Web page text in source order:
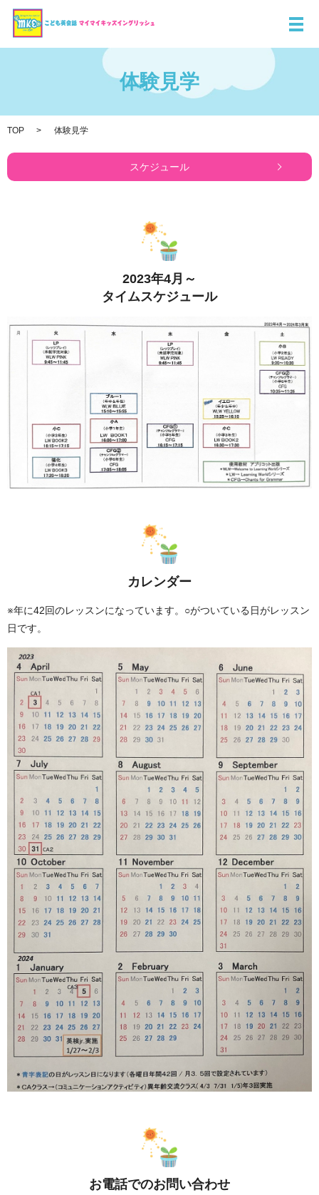
メ
体験見学
TOP 体験見学
スケジュール
2023年4月～
タイムスケジュール
カレンダー
※年に42回のレッスンになっています。○がついている日がレッスン
日です。
お電話でのお問い合わせ